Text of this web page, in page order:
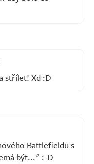
střílet! Xd :D
Battlefieldu s
být..." :-D